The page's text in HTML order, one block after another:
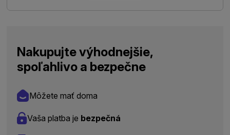
Nakupujte výhodnejšie,
spoľahlivo a bezpečne
Môžete mať doma
Vaša platba je bezpečná